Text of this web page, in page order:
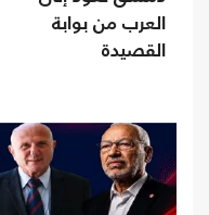
العرب من بوابة
القصيدة